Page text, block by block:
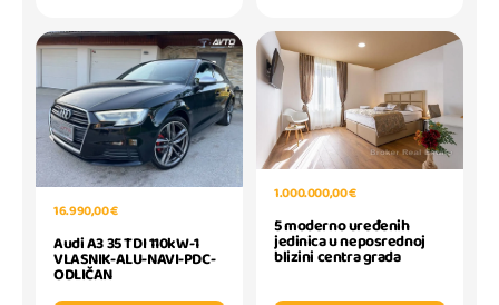
16.990,00 €
Audi A3 35 TDI 110kW-1
VLASNIK-ALU-NAVI-PDC-
ODLIČAN
1.000.000,00 €
5 moderno uređenih
jedinica u neposrednoj
blizini centra grada